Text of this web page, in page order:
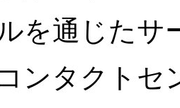
を通じたサ
ンタクトセ